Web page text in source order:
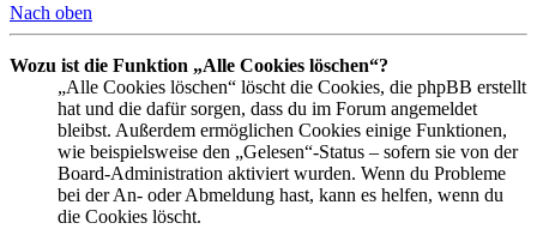
Nach oben
Wozu ist die Funktion „Alle Cookies löschen“?
„Alle Cookies löschen“ löscht die Cookies, die phpBB erstellt
hat und die dafür sorgen, dass du im Forum angemeldet
bleibst. Außerdem ermöglichen Cookies einige Funktionen,
wie beispielsweise den „Gelesen“-Status – sofern sie von der
Board-Administration aktiviert wurden. Wenn du Probleme
bei der An- oder Abmeldung hast, kann es helfen, wenn du
die Cookies löscht.